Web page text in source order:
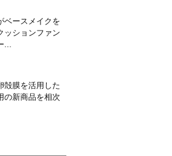
ベースメイクを
ションファン
殻膜を活用した
の新商品を相次